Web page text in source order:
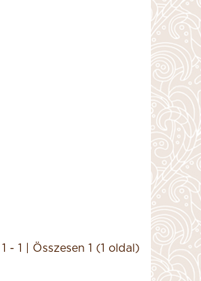
- 1 | Összesen 1 (1 oldal)